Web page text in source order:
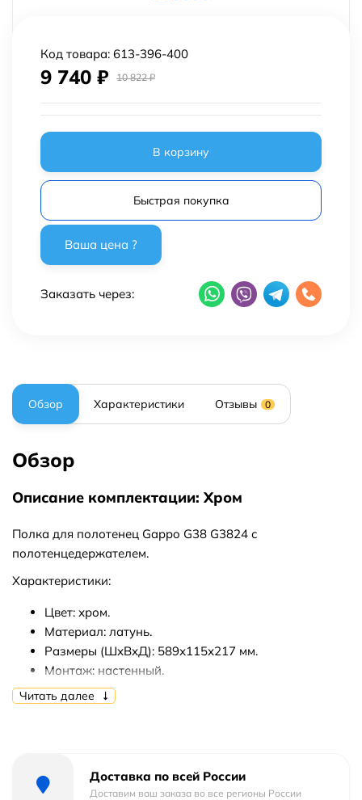
Код товара: 613-396-400
9 740 ₽ 10 822₽
В корзину
Быстрая покупка
Заказать через:
Обзор Характеристики Отзывы 0
Обзор
Описание комплектации: Хром
Полка для полотенец Gappo G38 G3824 с
полотенцедержателем.
Характеристики:
Цвет: хром.
Материал: латунь.
Размеры (ШхВхД): 589х115х217 мм.
Монтаж: настенный.
В комплекте поставки:
Читать далее
Доставка по всей России
Доставим ваш заказа во все регионы России